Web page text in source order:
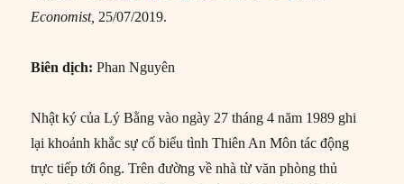
Economist, 25/07/2019.
Biên dịch:Phan Nguyên
Nhật ký của Lý Bằng vào ngày 27 tháng 4 năm 1989 ghi
lại khoảnh khắc sự cố biểu tình Thiên An Môn tác động
trực tiếp tới ông. Trên đường về nhà từ văn phòng thủ